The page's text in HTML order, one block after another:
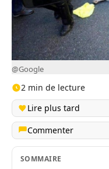
@Google
2 min de lecture
Lire plus tard
Commenter
SOMMAIRE